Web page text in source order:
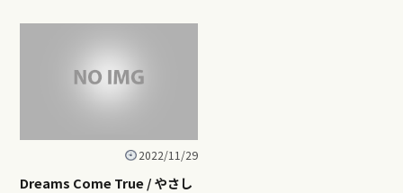
2022/11/29
Dreams Come True / やさし